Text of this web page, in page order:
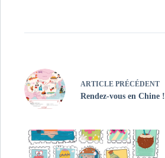
ARTICLE PRÉCÉDENT
Rendez-vous en Chine !